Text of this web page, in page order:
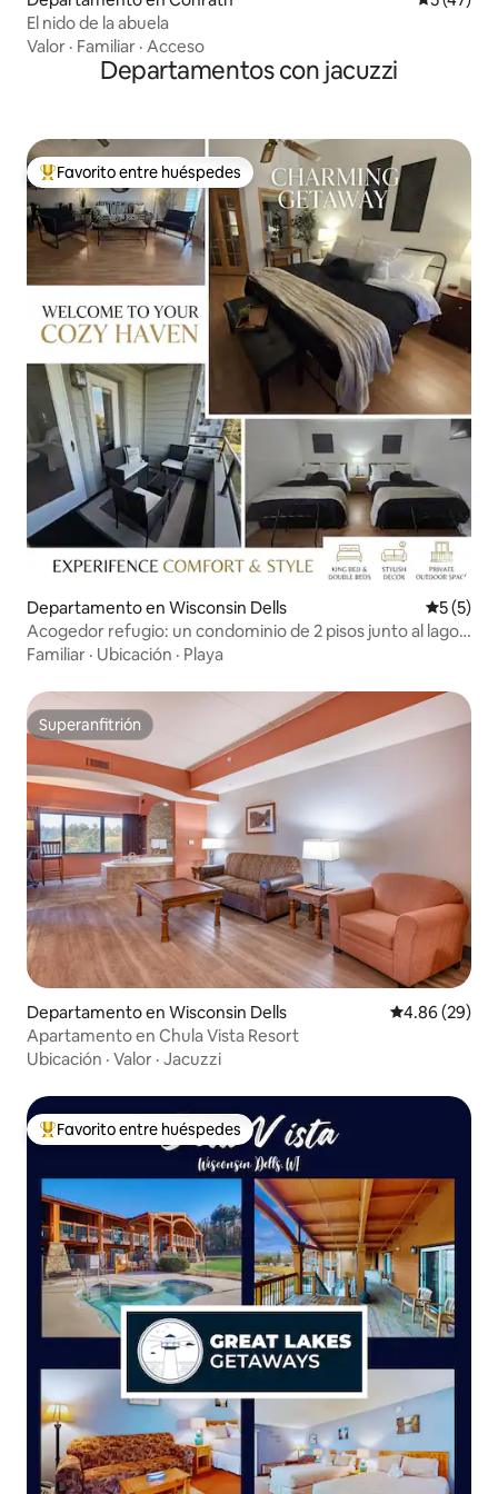
El nido de la abuela
Valor · Familiar · Acceso
Departamentos con jacuzzi
De los mejores en Favorito entre huéspedes
Favorito entre huéspedes
Departamento en Wisconsin Dells
5 (5)
Acogedor refugio: un condominio de 2 pisos junto al lago
Delton
Familiar · Ubicación · Playa
Superanfitrión
Superanfitrión
Departamento en Wisconsin Dells Calificación
4.86 (29)
Apartamento en Chula Vista Resort
Ubicación · Valor · Jacuzzi
De los mejores en Favorito entre huéspedes
Favorito entre huéspedes